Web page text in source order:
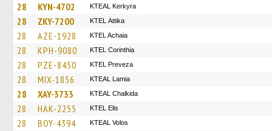
28 KYN-4702 KTEAL Kerkyra
28 ZKY-7200 KΤΕL Αttika
28 AZE-1928 KTEL Achaia
28 KPH-9080 KTEL Corinthia
28 PZE-8450 KTEL Preveza
28 MIX-1856 KTEAL Lamia
28 XAY-3733 KTEAL Chalkida
28 HAK-2255 KTEL Elis
28 BOY-4394 KTEAL Volos